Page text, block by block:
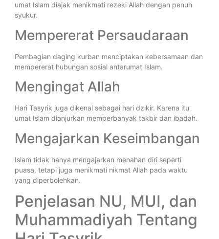
umat Islam diajak menikmati rezeki Allah dengan penuh
syukur.
Mempererat Persaudaraan
Pembagian daging kurban menciptakan kebersamaan dan
mempererat hubungan sosial antarumat Islam.
Mengingat Allah
Hari Tasyrik juga dikenal sebagai hari dzikir. Karena itu
umat Islam dianjurkan memperbanyak takbir dan ibadah.
Mengajarkan Keseimbangan
Islam tidak hanya mengajarkan menahan diri seperti
puasa, tetapi juga menikmati nikmat Allah pada waktu
yang diperbolehkan.
Penjelasan NU, MUI, dan
Muhammadiyah Tentang